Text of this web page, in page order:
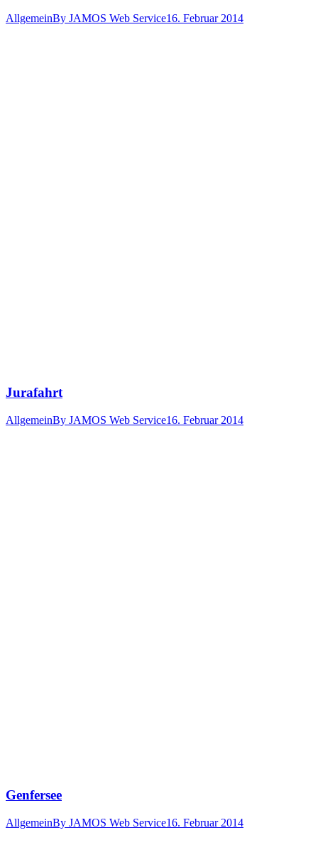
AllgemeinBy JAMOS Web Service16. Februar 2014
Jurafahrt
AllgemeinBy JAMOS Web Service16. Februar 2014
Genfersee
AllgemeinBy JAMOS Web Service16. Februar 2014